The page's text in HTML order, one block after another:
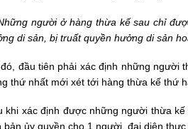
người ở hàng thừa kế sau chỉ
di sản, bị truất quyền hưởng di sản
đó, đầu tiên phải xác định những người
thứ nhất mới xét tới hàng thừa kế thứ
khi xác định được những người thừa
bản ủy quyền cho 1 người, đại diện